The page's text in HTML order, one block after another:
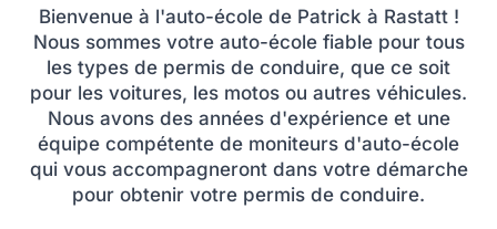
Bienvenue à l'auto-école de Patrick à Rastatt !
Nous sommes votre auto-école fiable pour tous
les types de permis de conduire, que ce soit
pour les voitures, les motos ou autres véhicules.
Nous avons des années d'expérience et une
équipe compétente de moniteurs d'auto-école
qui vous accompagneront dans votre démarche
pour obtenir votre permis de conduire.